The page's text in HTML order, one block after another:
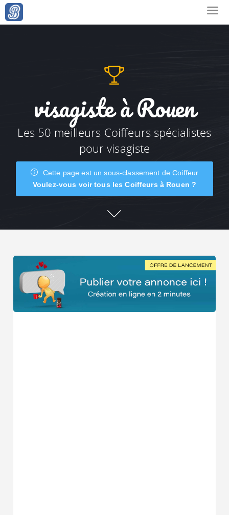
visagiste à Rouen
Les 50 meilleurs Coiffeurs spécialistes
pour visagiste
Cette page est un sous-classement de Coiffeur
Voulez-vous voir tous les Coiffeurs à Rouen ?